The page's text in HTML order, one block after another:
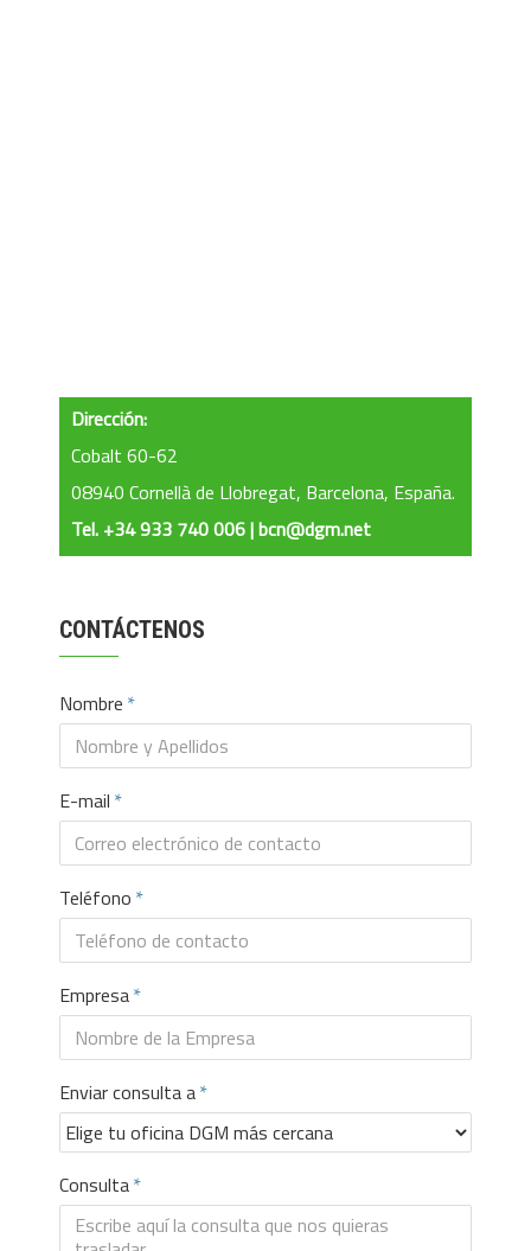
Dirección:
Cobalt 60-62
08940 Cornellà de Llobregat, Barcelona, España.
Tel. +34 933 740 006 | bcn@dgm.net
CONTÁCTENOS
Nombre
E-mail
Teléfono
Empresa
Enviar consulta a
Consulta